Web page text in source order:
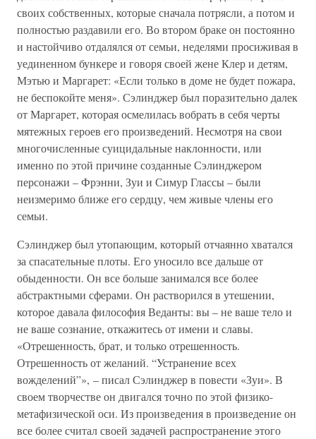
своих собственных, которые сначала потрясли, а потом и
полностью раздавили его. Во втором браке он постоянно
и настойчиво отдалялся от семьи, неделями просиживая в
уединенном бункере и говоря своей жене Клер и детям,
Мэтью и Маргарет: «Если только в доме не будет пожара,
не беспокойте меня». Сэлинджер был поразительно далек
от Маргарет, которая осмелилась вобрать в себя черты
мятежных героев его произведений. Несмотря на свои
многочисленные суицидальные наклонности, или
именно по этой причине созданные Сэлинджером
персонажи – Фрэнни, Зуи и Симур Глассы – были
неизмеримо ближе его сердцу, чем живые члены его
семьи.
Сэлинджер был утопающим, который отчаянно хватался
за спасательные плоты. Его уносило все дальше от
обыденности. Он все больше занимался все более
абстрактными сферами. Он растворился в утешении,
которое давала философия Веданты: вы – не ваше тело и
не ваше сознание, откажитесь от имени и славы.
«Отрешенность, брат, и только отрешенность.
Отрешенность от желаний. “Устранение всех
вожделений”», – писал Сэлинджер в повести «Зуи». В
своем творчестве он двигался точно по этой физико-
метафизической оси. Из произведения в произведение он
все более считал своей задачей распространение этого